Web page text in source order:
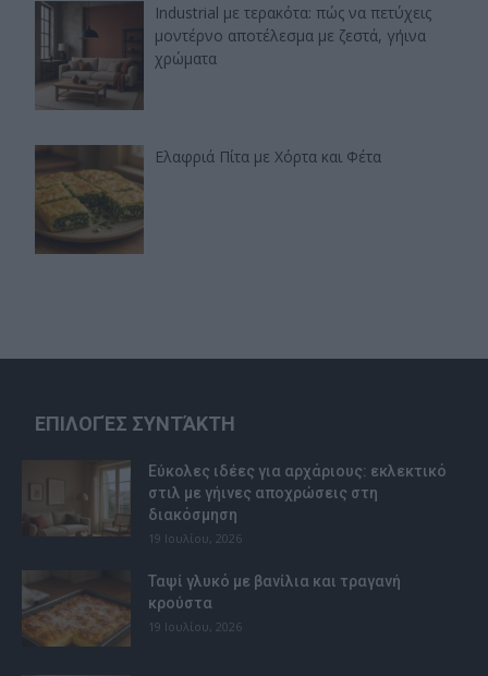
Industrial με τερακότα: πώς να πετύχεις
μοντέρνο αποτέλεσμα με ζεστά, γήινα
χρώματα
Ελαφριά Πίτα με Χόρτα και Φέτα
ΕΠΙΛΟΓΈΣ ΣΥΝΤΆΚΤΗ
Εύκολες ιδέες για αρχάριους: εκλεκτικό
στιλ με γήινες αποχρώσεις στη
διακόσμηση
19 Ιουλίου, 2026
Ταψί γλυκό με βανίλια και τραγανή
κρούστα
19 Ιουλίου, 2026